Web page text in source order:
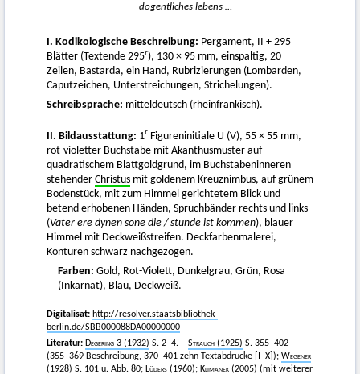
dogentliches lebens …
I. Kodikologische Beschreibung: Pergament, II + 295
Blätter (Textende 295r), 130 × 95 mm, einspaltig, 20
Zeilen, Bastarda, ein Hand, Rubrizierungen (Lombarden,
Caputzeichen, Unterstreichungen, Strichelungen).
Schreibsprache: mitteldeutsch (rheinfränkisch).
II. Bildausstattung: 1r Figureninitiale U (V), 55 × 55 mm,
rot-violetter Buchstabe mit Akanthusmuster auf
quadratischem Blattgoldgrund, im Buchstabeninneren
stehender Christus mit goldenem Kreuznimbus, auf grünem
Bodenstück, mit zum Himmel gerichtetem Blick und
betend erhobenen Händen, Spruchbänder rechts und links
(Vater ere dynen sone die / stunde ist kommen), blauer
Himmel mit Deckweißstreifen. Deckfarbenmalerei,
Konturen schwarz nachgezogen.
Farben: Gold, Rot-Violett, Dunkelgrau, Grün, Rosa
(Inkarnat), Blau, Deckweiß.
Digitalisat: http://resolver.staatsbibliothek-
berlin.de/SBB000088DA00000000
Literatur: Degering 3 (1932) S. 2−4. – Strauch (1925) S. 355−402
(355−369 Beschreibung, 370−401 zehn Textabdrucke [I−X]); Wegener
(1928) S. 101 u. Abb. 80; Lüders (1960); Klimanek (2005) (mit weiterer